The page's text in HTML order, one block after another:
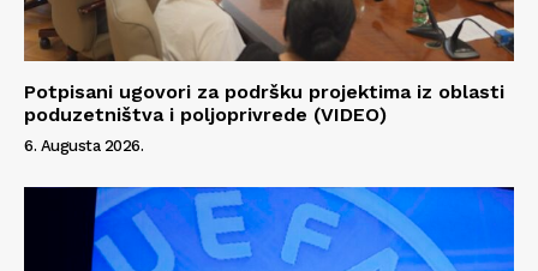
Potpisani ugovori za podršku projektima iz oblasti
poduzetništva i poljoprivrede (VIDEO)
6. Augusta 2026.